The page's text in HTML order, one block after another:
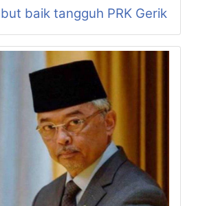
BEDAMAR
JONG
baik tangguh PRK Gerik